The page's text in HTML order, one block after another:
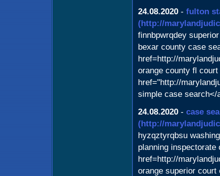
24.08.2020 - fulton
(http://
finnbpwrqdey
bexar county case
href=http://
orange county fl
href="http://
simple case search</
24.08.2020 - case
(http://
hyzqztyrqbsu
planning inspectorate
href=http://
orange superior court